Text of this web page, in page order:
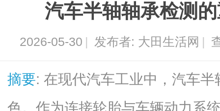
›
汽车半轴轴承检测
2026-05-30 | 发布者: 大田生活网 |
摘要: 在现代汽车工业中，汽车
色。作为连接轮胎与车辆动力系